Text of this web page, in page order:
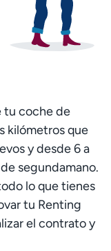
tu coche de
kilómetros que
y desde 6 a
segundamano.
lo que tienes
tu Renting
el contrato y